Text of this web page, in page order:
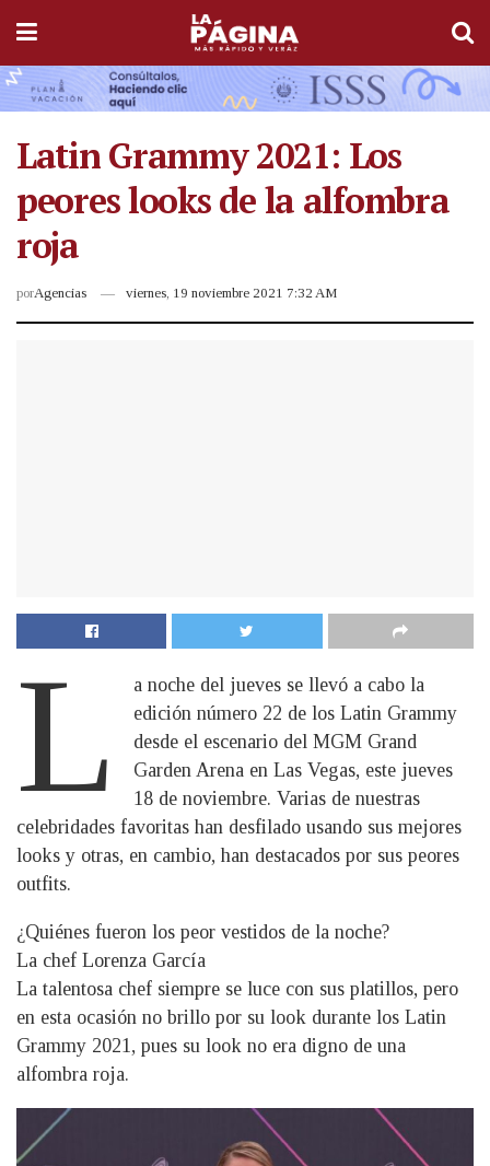
Latin Grammy 2021: Los
peores looks de la alfombra
roja
porAgencias viernes, 19 noviembre 2021 7:32 AM
L
a noche del jueves se llevó a cabo la
edición número 22 de los Latin Grammy
desde el escenario del MGM Grand
Garden Arena en Las Vegas, este jueves
18 de noviembre. Varias de nuestras
celebridades favoritas han desfilado usando sus mejores
looks y otras, en cambio, han destacados por sus peores
outfits.
¿Quiénes fueron los peor vestidos de la noche?
La chef Lorenza García
La talentosa chef siempre se luce con sus platillos, pero
en esta ocasión no brillo por su look durante los Latin
Grammy 2021, pues su look no era digno de una
alfombra roja.